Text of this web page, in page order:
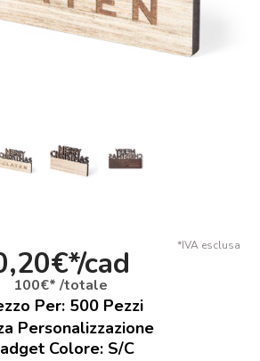
*IVA esclusa
cad
100€* /totale
Per: 500 Pezzi
Personalizzazione
Colore: S/C